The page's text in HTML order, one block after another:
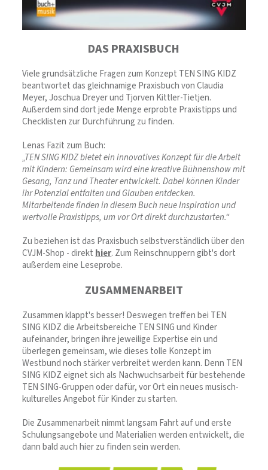
DAS PRAXISBUCH
Viele grundsätzliche Fragen zum Konzept TEN SING KIDZ
beantwortet das gleichnamige Praxisbuch von Claudia
Meyer, Joschua Dreyer und Tjorven Kittler-Tietjen.
Außerdem sind dort jede Menge erprobte Praxistipps und
Checklisten zur Durchführung zu finden.
Lenas Fazit zum Buch:
„TEN SING KIDZ bietet ein innovatives Konzept für die Arbeit
mit Kindern: Gemeinsam wird eine kreative Bühnenshow mit
Gesang, Tanz und Theater entwickelt. Dabei können Kinder
ihr Potenzial entfalten und Glauben entdecken.
Mitarbeitende finden in diesem Buch neue Inspiration und
wertvolle Praxistipps, um vor Ort direkt durchzustarten.“
Zu beziehen ist das Praxisbuch selbstverständlich über den
CVJM-Shop - direkthier. Zum Reinschnuppern gibt's dort
außerdem eine Leseprobe.
ZUSAMMENARBEIT
Zusammen klappt's besser! Deswegen treffen bei TEN
SING KIDZ die Arbeitsbereiche TEN SING und Kinder
aufeinander, bringen ihre jeweilige Expertise ein und
überlegen gemeinsam, wie dieses tolle Konzept im
Westbund noch stärker verbreitet werden kann. Denn TEN
SING KIDZ eignet sich als Nachwuchsarbeit für bestehende
TEN SING-Gruppen oder dafür, vor Ort ein neues musisch-
kulturelles Angebot für Kinder zu starten.
Die Zusammenarbeit nimmt langsam Fahrt auf und erste
Schulungsangebote und Materialien werden entwickelt, die
dann bald auch hier zu finden sein werden.